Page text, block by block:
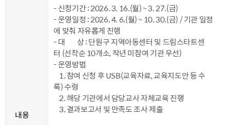
내용
- 신청기간 : 2026. 3. 16.(월) ~ 3. 27.(금)
- 운영일정 : 2026. 4. 6.(월) ~ 10. 30.(금) / 기관 일정
에 맞춰 자유롭게 진행
- 대 상 : 단원구 지역아동센터 및 드림스타트센
터 (선착순 10개소, 작년 미참여 기관 우선)
- 운영방법
1. 참여 신청 후 USB(교육자료, 교육지도안 등 수
록) 수령
2. 해당 기관에서 담당교사 자체교육 진행
3. 결과보고서 및 만족도 조사 제출